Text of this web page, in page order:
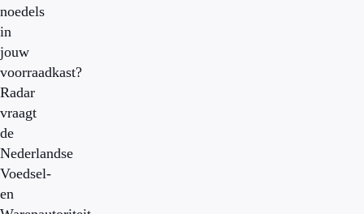
noedels
in
jouw
voorraadkast?
Radar
vraagt
de
Nederlandse
Voedsel-
en